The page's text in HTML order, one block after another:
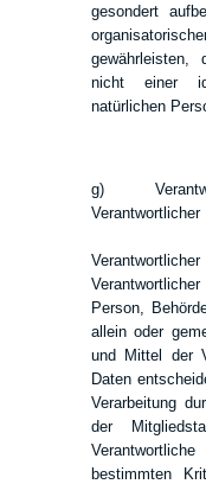
gesondert
gewährleisten,
nicht einer
natürlichen
g)
Verantwortlicher
Person,
allein oder
und Mittel der
Daten
Verarbeitung
der
bestimmten